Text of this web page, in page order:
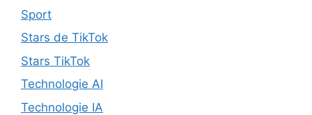
Sport
Stars de TikTok
Stars TikTok
Technologie AI
Technologie IA